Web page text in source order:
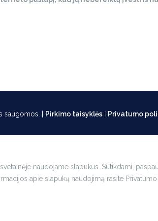
saugomos. | Pirkimo taisyklės Privatumo
naudojame slapukus. Sutikdami,
apie slapukų naudojimą rasite